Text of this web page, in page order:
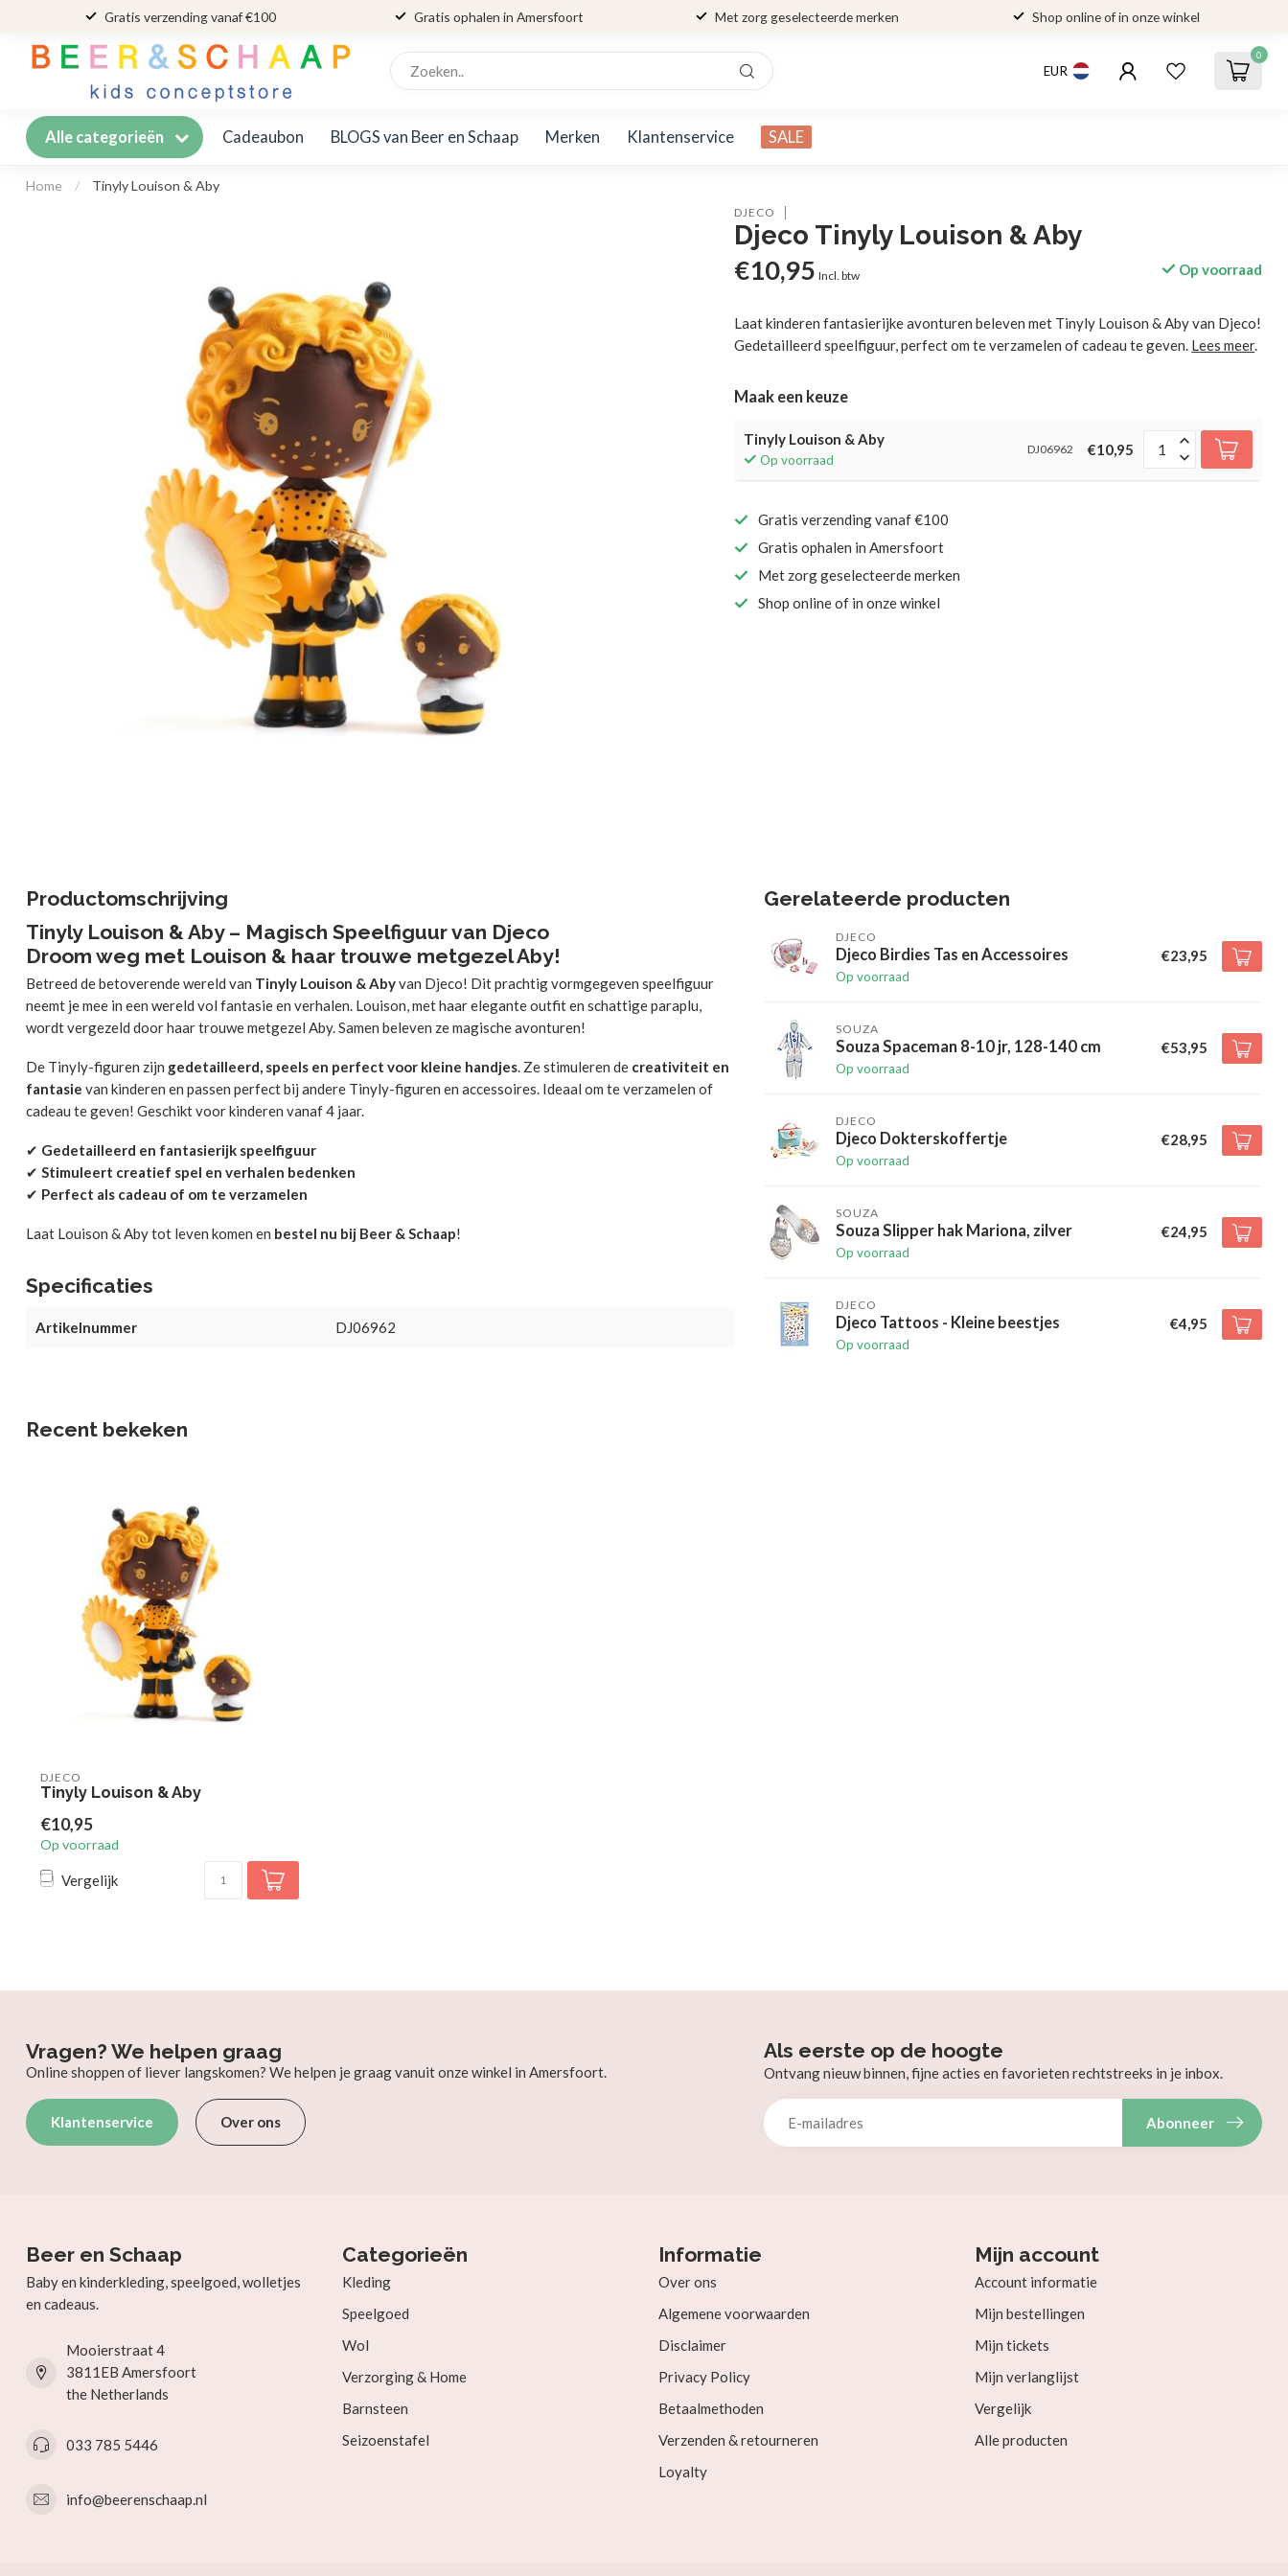
Gratis verzending vanaf €100 Gratis ophalen in Amersfoort Met zorg geselecteerde merken Shop online of in onze winkel
EUR
0
Alle categorieën Cadeaubon BLOGS van Beer en Schaap Merken Klantenservice SALE
Home / Tinyly Louison & Aby
DJECO
Djeco Tinyly Louison & Aby
€10,95 Incl. btw Op voorraad
Laat kinderen fantasierijke avonturen beleven met Tinyly Louison & Aby van Djeco!
Gedetailleerd speelfiguur, perfect om te verzamelen of cadeau te geven. Lees meer.
Maak een keuze
Tinyly Louison & Aby
Op voorraad
DJ06962 €10,95
Gratis verzending vanaf €100
Gratis ophalen in Amersfoort
Met zorg geselecteerde merken
Shop online of in onze winkel
Productomschrijving
Tinyly Louison & Aby – Magisch Speelfiguur van Djeco
Droom weg met Louison & haar trouwe metgezel Aby!
Betreed de betoverende wereld van Tinyly Louison & Abyvan Djeco! Dit prachtig vormgegeven speelfiguur
neemt je mee in een wereld vol fantasie en verhalen. Louison, met haar elegante outfit en schattige paraplu,
wordt vergezeld door haar trouwe metgezel Aby. Samen beleven ze magische avonturen!
De Tinyly-figuren zijn gedetailleerd, speels en perfect voor kleine handjes. Ze stimuleren de creativiteit en
fantasie van kinderen en passen perfect bij andere Tinyly-figuren en accessoires. Ideaal om te verzamelen of
cadeau te geven! Geschikt voor kinderen vanaf 4 jaar.
✔ Gedetailleerd en fantasierijk speelfiguur
✔ Stimuleert creatief spel en verhalen bedenken
✔ Perfect als cadeau of om te verzamelen
Laat Louison & Aby tot leven komen en bestel nu bij Beer & Schaap!
Specificaties
Artikelnummer DJ06962
Gerelateerde producten
DJECO
Djeco Birdies Tas en Accessoires
Op voorraad
€23,95
SOUZA
Souza Spaceman 8-10 jr, 128-140 cm
Op voorraad
€53,95
DJECO
Djeco Dokterskoffertje
Op voorraad
€28,95
SOUZA
Souza Slipper hak Mariona, zilver
Op voorraad
€24,95
DJECO
Djeco Tattoos - Kleine beestjes
Op voorraad
€4,95
Recent bekeken
DJECO
Tinyly Louison & Aby
€10,95
Op voorraad
Vergelijk
Vragen? We helpen graag
Online shoppen of liever langskomen? We helpen je graag vanuit onze winkel in Amersfoort.
Klantenservice Over ons
Als eerste op de hoogte
Ontvang nieuw binnen, fijne acties en favorieten rechtstreeks in je inbox.
Abonneer
Beer en Schaap
Baby en kinderkleding, speelgoed, wolletjes
en cadeaus.
Mooierstraat 4
3811EB Amersfoort
the Netherlands
033 785 5446
info@beerenschaap.nl
Categorieën
Kleding
Speelgoed
Wol
Verzorging & Home
Barnsteen
Seizoenstafel
Informatie
Over ons
Algemene voorwaarden
Disclaimer
Privacy Policy
Betaalmethoden
Verzenden & retourneren
Loyalty
Mijn account
Account informatie
Mijn bestellingen
Mijn tickets
Mijn verlanglijst
Vergelijk
Alle producten